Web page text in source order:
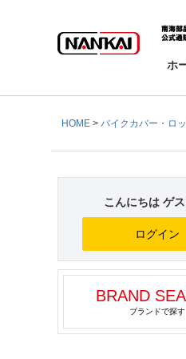
ホ
HOME バイクカバー・ロ
こんにちは ゲ
ログイン
BRAND
ブランドで探す